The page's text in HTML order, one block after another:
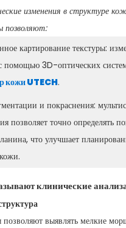
изменения в структуре
позволяют:
картирование текстуры:
3D-оптических
кожи UTECH.
и покраснения:
позволяет точно определять
что улучшает
клинические
выявлять мелкие